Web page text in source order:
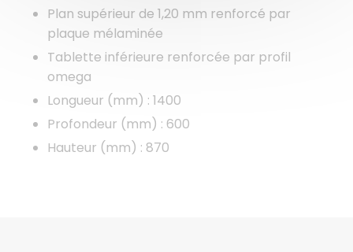
Plan supérieur de 1,20 mm renforcé par
plaque mélaminée
Tablette inférieure renforcée par profil
omega
Longueur (mm) : 1400
Profondeur (mm) : 600
Hauteur (mm) : 870